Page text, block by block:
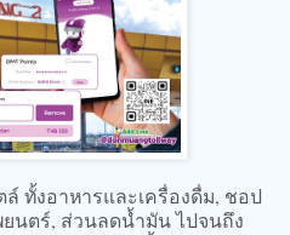
ทั้งอาหารและเครื่องดื่ม, ชอป
นตร์, ส่วนลดน้ำมัน ไปจนถึง